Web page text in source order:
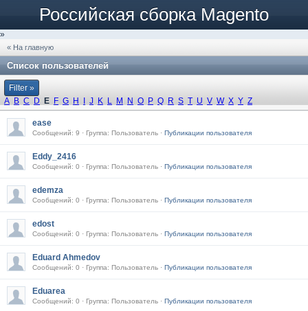
Российская сборка Magento
»
« На главную
Список пользователей
Filter »
A B C D E F G H J K L M N O P Q R S T U V W X Y Z
ease
Сообщений: 9 · Группа: Пользователь · Публикации пользователя
Eddy_2416
Сообщений: 0 · Группа: Пользователь · Публикации пользователя
edemza
Сообщений: 0 · Группа: Пользователь · Публикации пользователя
edost
Сообщений: 0 · Группа: Пользователь · Публикации пользователя
Eduard Ahmedov
Сообщений: 0 · Группа: Пользователь · Публикации пользователя
Eduarea
Сообщений: 0 · Группа: Пользователь · Публикации пользователя